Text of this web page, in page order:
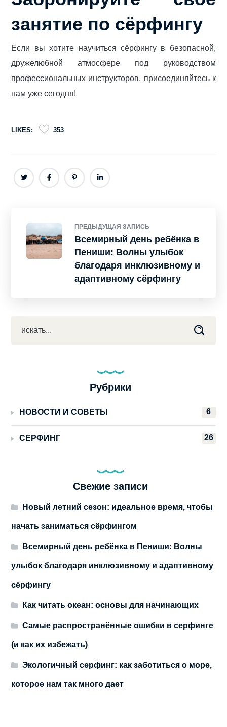
занятие по сёрфингу
Если вы хотите научиться сёрфингу в безопасной,
дружелюбной атмосфере под руководством
профессиональных инструкторов, присоединяйтесь к
нам уже сегодня!
LIKES: 353
ПРЕДЫДУЩАЯ ЗАПИСЬ
Всемирный день ребёнка в
Пениши: Волны улыбок
благодаря инклюзивному и
адаптивному сёрфингу
Рубрики
НОВОСТИ И СОВЕТЫ 6
СЕРФИНГ 26
Свежие записи
Новый летний сезон: идеальное время, чтобы
начать заниматься сёрфингом
Всемирный день ребёнка в Пениши: Волны
улыбок благодаря инклюзивному и адаптивному
сёрфингу
Как читать океан: основы для начинающих
Самые распространённые ошибки в серфинге
(и как их избежать)
Экологичный серфинг: как заботиться о море,
которое нам так много дает